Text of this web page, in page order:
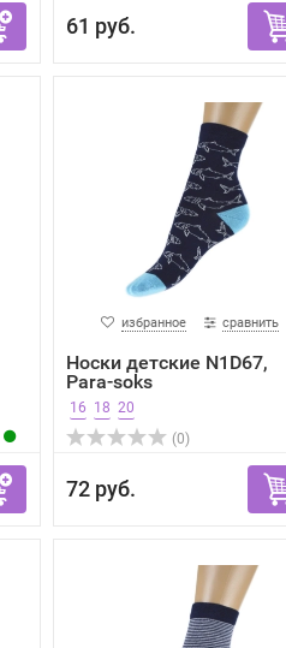
61 руб.
избранное сравнить
Носки детские N1D67,
Para-soks
16 18 20
(0)
72 руб.